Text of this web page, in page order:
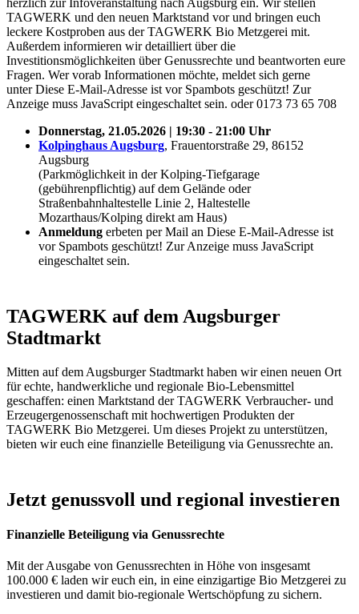
TAGWERK und den neuen Marktstand vor und bringen euch
leckere Kostproben aus der TAGWERK Bio Metzgerei mit.
Außerdem informieren wir detailliert über die
Investitionsmöglichkeiten über Genussrechte und beantworten eure
Fragen. Wer vorab Informationen möchte, meldet sich gerne
unterDiese E-Mail-Adresse ist vor Spambots geschützt! Zur
Anzeige muss JavaScript eingeschaltet sein. oder 0173 73 65 708
Donnerstag, 21.05.2026 | 19:30 - 21:00 Uhr
Kolpinghaus Augsburg, Frauentorstraße 29, 86152
Augsburg
(Parkmöglichkeit in der Kolping-Tiefgarage
(gebührenpflichtig) auf dem Gelände oder
Straßenbahnhaltestelle Linie 2, Haltestelle
Mozarthaus/Kolping direkt am Haus)
Anmeldung erbeten per Mail an Diese E-Mail-Adresse ist
vor Spambots geschützt! Zur Anzeige muss JavaScript
eingeschaltet sein.
TAGWERK auf dem Augsburger
Stadtmarkt
Mitten auf dem Augsburger Stadtmarkt haben wir einen neuen Ort
für echte, handwerkliche und regionale Bio-Lebensmittel
geschaffen: einen Marktstand der TAGWERK Verbraucher- und
Erzeugergenossenschaft mit hochwertigen Produkten der
TAGWERK Bio Metzgerei. Um dieses Projekt zu unterstützen,
bieten wir euch eine finanzielle Beteiligung via Genussrechte an.
Jetzt genussvoll und regional investieren
Finanzielle Beteiligung via Genussrechte
Mit der Ausgabe von Genussrechten in Höhe von insgesamt
100.000 € laden wir euch ein, in eine einzigartige Bio Metzgerei zu
investieren und damit bio-regionale Wertschöpfung zu sichern.